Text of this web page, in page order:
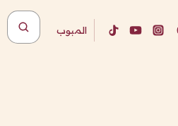
المبوب